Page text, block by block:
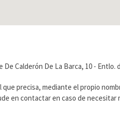
Calderón De La Barca, 10 - Entlo.
precisa, mediante el propio
en contactar en caso de